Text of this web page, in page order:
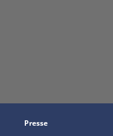
Presse